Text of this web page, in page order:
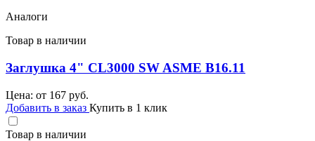
Аналоги
Товар в наличии
Заглушка 4" CL3000 SW ASME B16.11
Цена: от 167 руб.
Добавить в заказ Купить в 1 клик
Товар в наличии